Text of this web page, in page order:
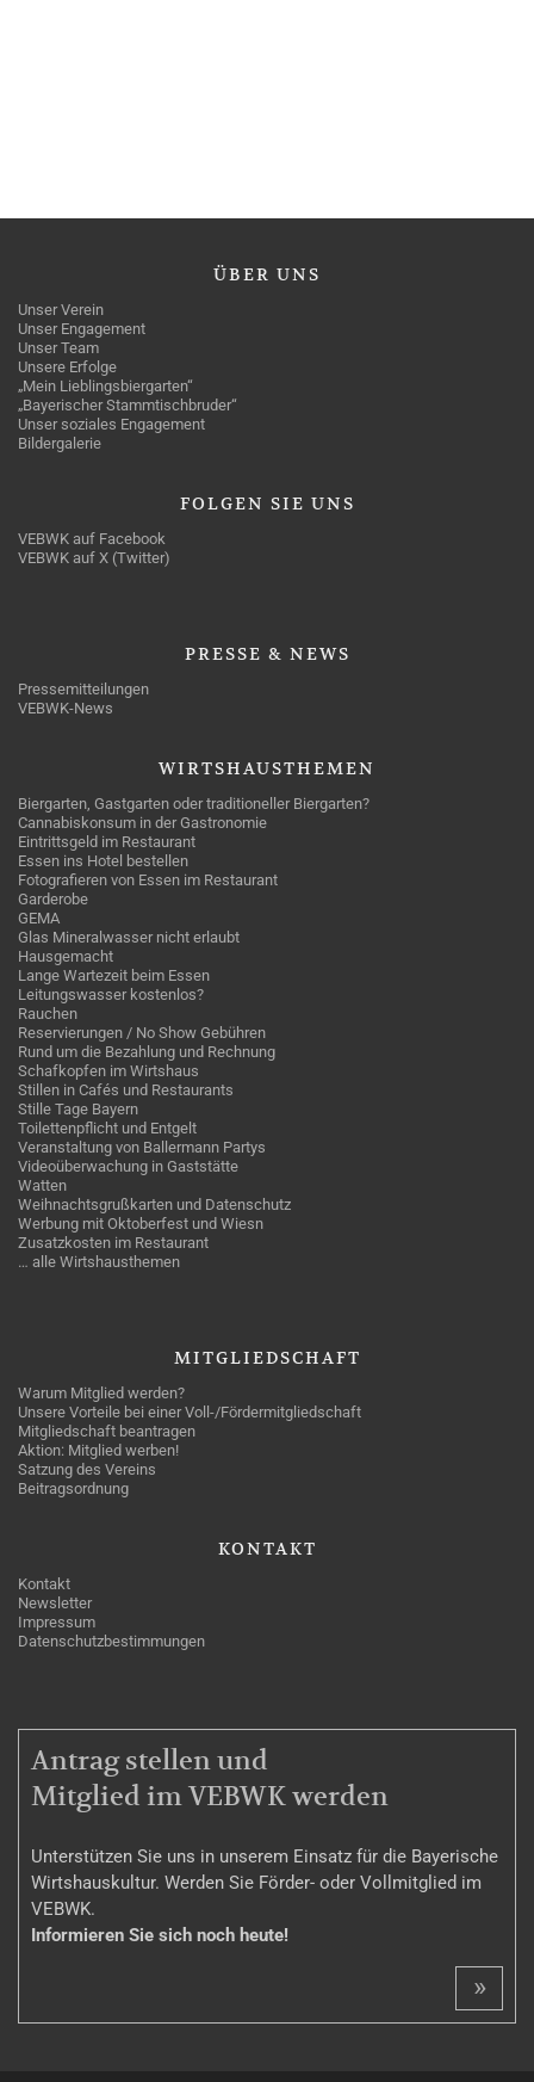
ÜBER UNS
Unser Verein
Unser Engagement
Unser Team
Unsere Erfolge
„Mein Lieblingsbiergarten“
„Bayerischer Stammtischbruder“
Unser soziales Engagement
Bildergalerie
FOLGEN SIE UNS
VEBWK auf Facebook
VEBWK auf X (Twitter)
PRESSE & NEWS
Pressemitteilungen
VEBWK-News
WIRTSHAUSTHEMEN
Biergarten, Gastgarten oder traditioneller Biergarten?
Cannabiskonsum in der Gastronomie
Eintrittsgeld im Restaurant
Essen ins Hotel bestellen
Fotografieren von Essen im Restaurant
Garderobe
GEMA
Glas Mineralwasser nicht erlaubt
Hausgemacht
Lange Wartezeit beim Essen
Leitungswasser kostenlos?
Rauchen
Reservierungen / No Show Gebühren
Rund um die Bezahlung und Rechnung
Schafkopfen im Wirtshaus
Stillen in Cafés und Restaurants
Stille Tage Bayern
Toilettenpflicht und Entgelt
Veranstaltung von Ballermann Partys
Videoüberwachung in Gaststätte
Watten
Weihnachtsgrußkarten und Datenschutz
Werbung mit Oktoberfest und Wiesn
Zusatzkosten im Restaurant
… alle Wirtshausthemen
MITGLIEDSCHAFT
Warum Mitglied werden?
Unsere Vorteile bei einer Voll-/Fördermitgliedschaft
Mitgliedschaft beantragen
Aktion: Mitglied werben!
Satzung des Vereins
Beitragsordnung
KONTAKT
Kontakt
Newsletter
Impressum
Datenschutzbestimmungen
MITGLIEDSCHAFT
Antrag stellen und
Mitglied im VEBWK werden
Unterstützen Sie uns in unserem Einsatz für die Bayerische
Wirtshauskultur. Werden Sie Förder- oder Vollmitglied im
VEBWK.
Informieren Sie sich noch heute!
»